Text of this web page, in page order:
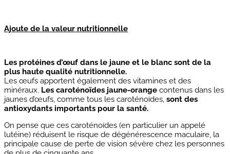
Ajoute de la valeur nutritionnelle
Les protéines d’œuf dans le jaune et le blanc sont de la
plus haute qualité nutritionnelle.
Les œufs apportent également des vitamines et des
minéraux. Les caroténoïdes jaune-orange contenus dans les
jaunes d’œufs, comme tous les caroténoïdes, sont des
antioxydants importants pour la santé.
On pense que ces caroténoïdes (en particulier un appelé
lutéine) réduisent le risque de dégénérescence maculaire, la
principale cause de perte de vision sévère chez les personnes